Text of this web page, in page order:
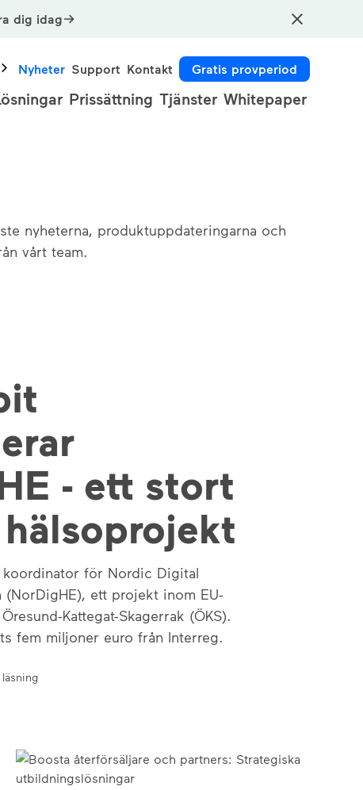
dig idag
Prissättning Tjänster Whitepaper
Nyheter Support Kontakt Gratis provperiod
nyheterna, produktuppdateringarna och
vårt team.
- ett stort
för Nordic Digital
(NorDigHE), ett projekt inom EU-
Kattegat-Skagerrak (ÖKS).
fem miljoner euro från Interreg.